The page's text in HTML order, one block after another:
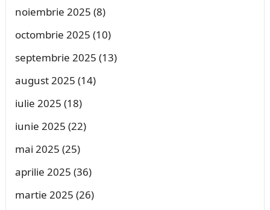
noiembrie 2025 (8)
octombrie 2025 (10)
septembrie 2025 (13)
august 2025 (14)
iulie 2025 (18)
iunie 2025 (22)
mai 2025 (25)
aprilie 2025 (36)
martie 2025 (26)